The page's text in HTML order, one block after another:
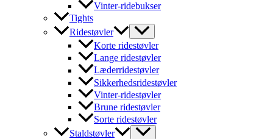
Vinter-ridebukser
Tights
Ridestøvler
Korte ridestøvler
Lange ridestøvler
Læderridestøvler
Sikkerhedsridestøvler
Vinter-ridestøvler
Brune ridestøvler
Sorte ridestøvler
Staldstøvler